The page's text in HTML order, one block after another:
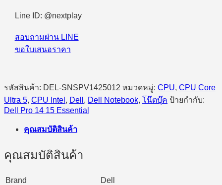
PB14250
(SNSPV1425012)
Core
Ultra
11
Home
(Platinum
Silver)
Line ID: @nextplay
สอบถามผ่าน LINE
ขอใบเสนอราคา
รหัสสินค้า: DEL-SNSPV1425012 หมวดหมู่: CPU, CPU Core
Ultra 5, CPU Intel , Dell , Dell Notebook, โน๊ตบุ๊ค ป้ายกำกับ:
Dell Pro 14 15 Essential
คุณสมบัติสินค้า
คุณสมบัติสินค้า
Brand
Dell